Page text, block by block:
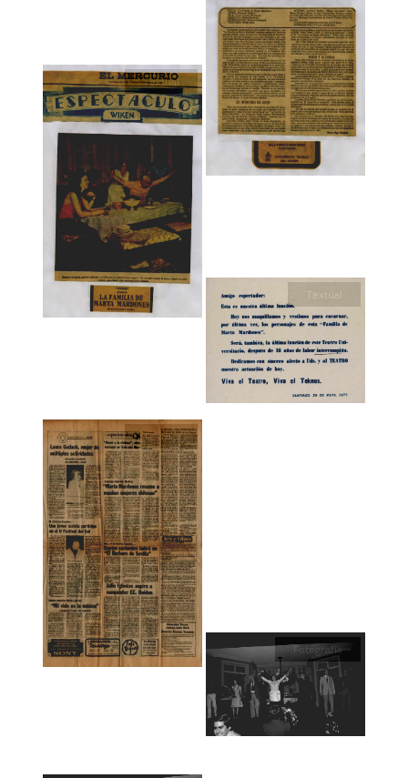
Textual
Textual
Textual
Fotografía